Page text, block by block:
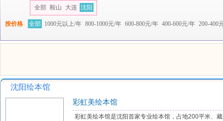
全部 鞍山 大连 沈阳
按价格 全部 1000元以上/年 800-1000元/年 600-800元/年 400-600元/年 200-400
沈阳绘本馆
彩虹美绘本馆
彩虹美绘本馆是沈阳首家专业绘本馆，占地200平米、